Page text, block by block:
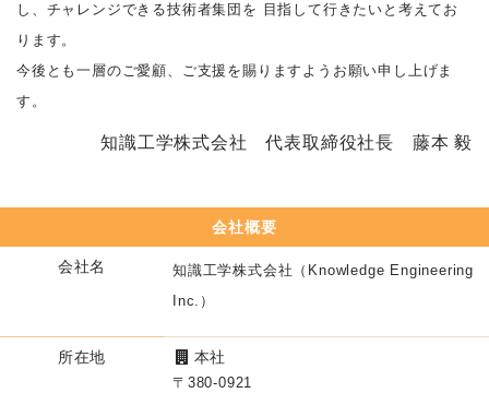
し、チャレンジできる技術者集団を 目指して行きたいと考えてお
ります。
今後とも一層のご愛顧、ご支援を賜りますようお願い申し上げま
す。
知識工学株式会社 代表取締役社長 藤本 毅
会社概要
会社名
知識工学株式会社（Knowledge Engineering
Inc.）
所在地 本社
〒380-0921